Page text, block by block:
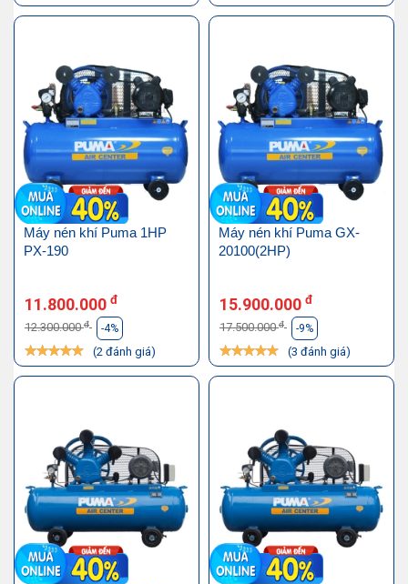
Máy nén khí Puma 1HP
PX-190
11.800.000 đ
12.300.000đ -4%
(2 đánh giá)
Máy nén khí Puma GX-
20100(2HP)
15.900.000 đ
17.500.000đ -9%
(3 đánh giá)